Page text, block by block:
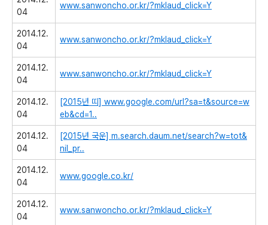
04
www.sanwoncho.or.kr/?mklaud_click=Y
2014.12.
04
www.sanwoncho.or.kr/?mklaud_click=Y
2014.12.
04
www.sanwoncho.or.kr/?mklaud_click=Y
2014.12.
04
[2015년 띠] www.google.com/url?sa=t&source=w
eb&cd=1..
2014.12.
04
[2015년 국운] m.search.daum.net/search?w=tot&
nil_pr..
2014.12.
04
www.google.co.kr/
2014.12.
04
www.sanwoncho.or.kr/?mklaud_click=Y